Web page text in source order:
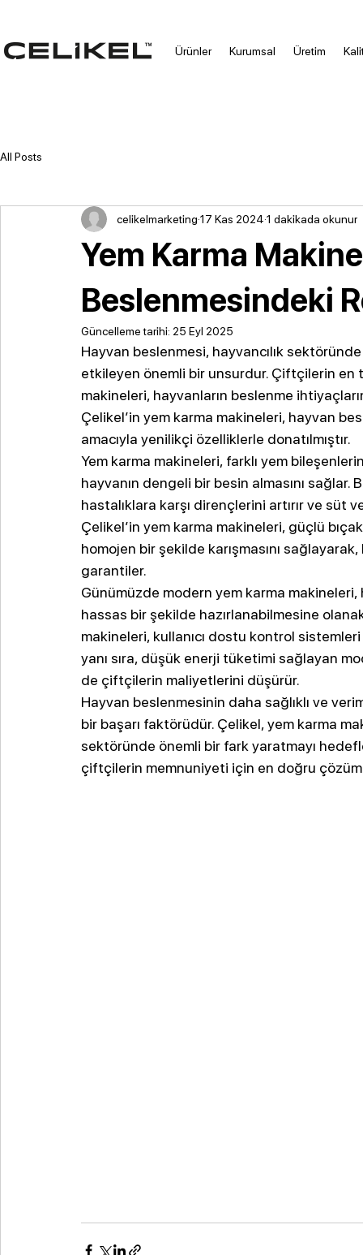
Ürünler Kurumsal Üretim
All Posts
Yem Karma
Beslenmesindeki
celikelmarketing 17 Kas 2024 1 dakikada okunur
Güncelleme tarihi: 25 Eyl 2025
Hayvan beslenmesi, hayvancılık
etkileyen önemli bir unsurdur. Çiftçilerin
makineleri, hayvanların beslenme
Çelikel’in yem karma makineleri, hayvan
amacıyla yenilikçi özelliklerle donatılmıştır.
Yem karma makineleri, farklı yem
hayvanın dengeli bir besin almasını
hastalıklara karşı dirençlerini artırır ve süt
Çelikel’in yem karma makineleri, güçlü
homojen bir şekilde karışmasını
garantiler.
Günümüzde modern yem karma
hassas bir şekilde hazırlanabilmesine
makineleri, kullanıcı dostu kontrol
yanı sıra, düşük enerji tüketimi sağlayan
de çiftçilerin maliyetlerini düşürür.
Hayvan beslenmesinin daha sağlıklı ve
bir başarı faktörüdür. Çelikel, yem karma
sektöründe önemli bir fark yaratmayı
çiftçilerin memnuniyeti için en doğru